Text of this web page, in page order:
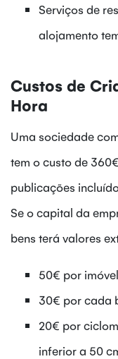
Serviços de
alojamento
Custos de
Hora
Uma sociedade
tem o custo de
publicações
Se o capital da
bens terá valores
50€ por
30€ por cada
20€ por
inferior a 50